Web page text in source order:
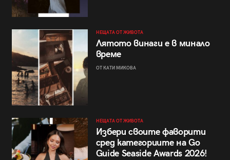
НЕЩАТА ОТ ЖИВОТА
Лятото винаги е в минало
време
ОТ КАТИ МИКОВА
НЕЩАТА ОТ ЖИВОТА
Избери своите фаворити
сред категориите на Go
Guide Seaside Awards 2026!